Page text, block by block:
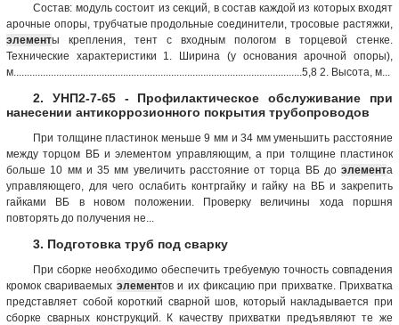
Состав: модуль состоит из секций, в состав каждой из которых входят
арочные опоры, трубчатые продольные соединители, тросовые растяжки,
элементы крепления, тент с входным пологом в торцевой стенке.
Технические характеристики 1. Ширина (у основания арочной опоры),
м............................................................................................................5,8 2. Высота, м...
2. УНП2-7-65 - Профилактическое обслуживание при
нанесении антикоррозионного покрытия трубопроводов
При толщине пластинок меньше 9 мм и 34 мм уменьшить расстояние
между торцом ВБ и элементом управляющим, а при толщине пластинок
больше 10 мм и 35 мм увеличить расстояние от торца ВБ до элемента
управляющего, для чего ослабить контргайку и гайку на ВБ и закрепить
гайками ВБ в новом положении. Проверку величины хода поршня
повторять до получения не...
3. Подготовка труб под сварку
При сборке необходимо обеспечить требуемую точность совпадения
кромок свариваемых элементов и их фиксацию при прихватке. Прихватка
представляет собой короткий сварной шов, который накладывается при
сборке сварных конструкций. К качеству прихватки предъявляют те же